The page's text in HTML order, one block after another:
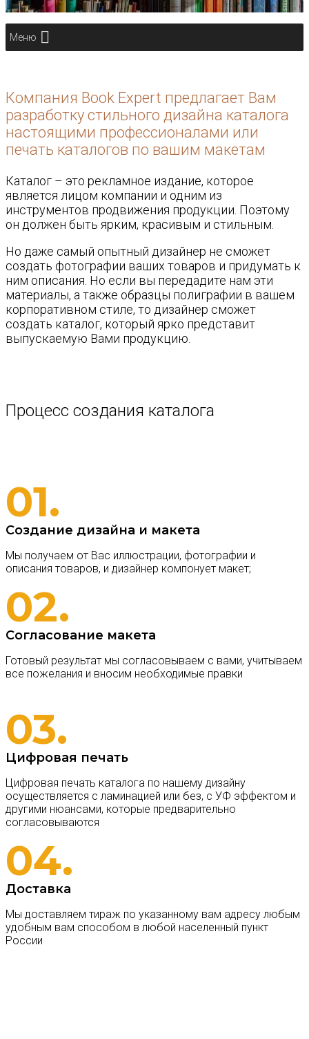
Меню
Компания Book Expert предлагает Вам
разработку стильного дизайна каталога
настоящими профессионалами или
печать каталогов по вашим макетам
Каталог – это рекламное издание, которое
является лицом компании и одним из
инструментов продвижения продукции. Поэтому
он должен быть ярким, красивым и стильным.
Но даже самый опытный дизайнер не сможет
создать фотографии ваших товаров и придумать к
ним описания. Но если вы передадите нам эти
материалы, а также образцы полиграфии в вашем
корпоративном стиле, то дизайнер сможет
создать каталог, который ярко представит
выпускаемую Вами продукцию.
Процесс создания каталога
01.
Создание дизайна и макета
Мы получаем от Вас иллюстрации, фотографии и
описания товаров, и дизайнер компонует макет;
02.
Согласование макета
Готовый результат мы согласовываем с вами, учитываем
все пожелания и вносим необходимые правки
03.
Цифровая печать
Цифровая печать каталога по нашему дизайну
осуществляется с ламинацией или без, с УФ эффектом и
другими нюансами, которые предварительно
согласовываются
04.
Доставка
Мы доставляем тираж по указанному вам адресу любым
удобным вам способом в любой населенный пункт
России